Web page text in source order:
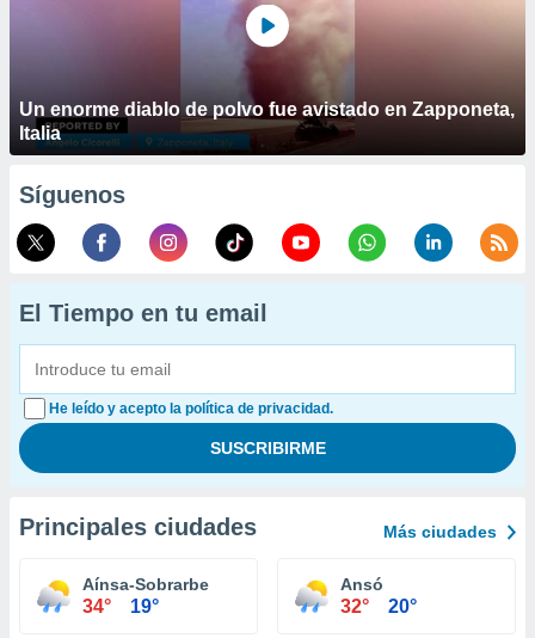
Un enorme diablo de polvo fue avistado en Zapponeta,
Italia
Síguenos
El Tiempo en tu email
He leído y acepto la política de privacidad.
Principales ciudades Más ciudades
Aínsa-Sobrarbe
34° 19°
Ansó
32° 20°